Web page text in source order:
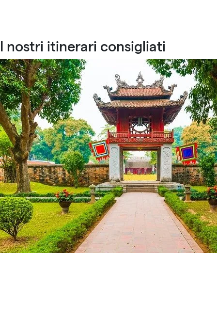
I nostri itinerari consigliati